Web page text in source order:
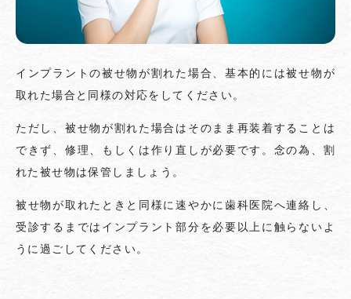
インプラントの被せ物が割れた場合、基本的には被せ物が
取れた場合と同様の対応をしてください。
ただし、被せ物が割れた場合はそのまま再装着することは
できず、修理、もしくは作り直しが必要です。念の為、割
れた被せ物は保管しましょう。
被せ物が取れたときと同様に速やかに歯科医院へ連絡し、
受診するまではインプラント部分を必要以上に触らないよ
うに過ごしてください。